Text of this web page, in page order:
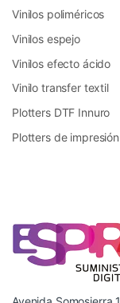
Vinilos poliméricos
Vinilos espejo
Vinilos efecto ácido
Vinilo transfer textil
Plotters DTF Innuro
Plotters de impresión